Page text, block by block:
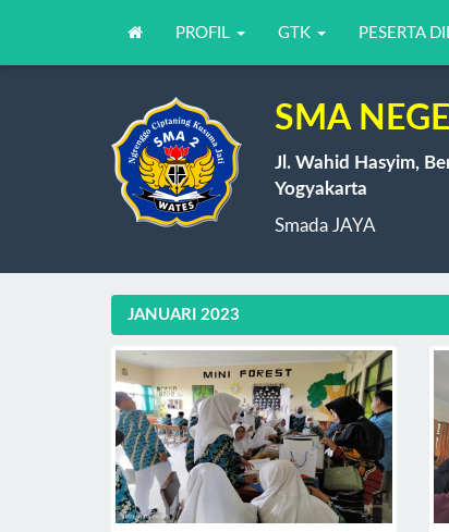
PROFIL GTK PESERTA
SMA
Jl. Wahid Hasyim,
Yogyakarta
Smada JAYA
JANUARI 2023